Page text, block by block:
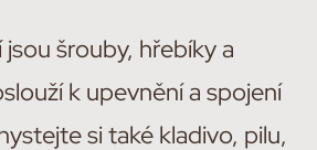
šrouby, hřebíky a
k upevnění a spojení
si také kladivo, pilu,